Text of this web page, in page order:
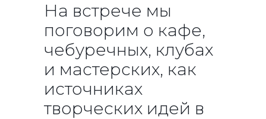
На встрече мы
поговорим о кафе,
чебуречных, клубах
и мастерских, как
источниках
творческих идей в